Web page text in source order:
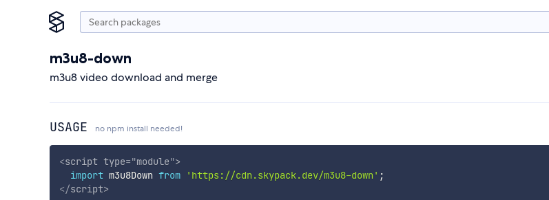
m3u8-down
m3u8 video download and merge
USAGE no npm install needed!
<script type="module">
import m3u8Down from 'https://cdn.skypack.dev/m3u8-down' ;
</script>